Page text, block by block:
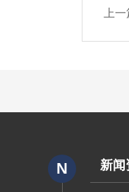
上
N 新闻